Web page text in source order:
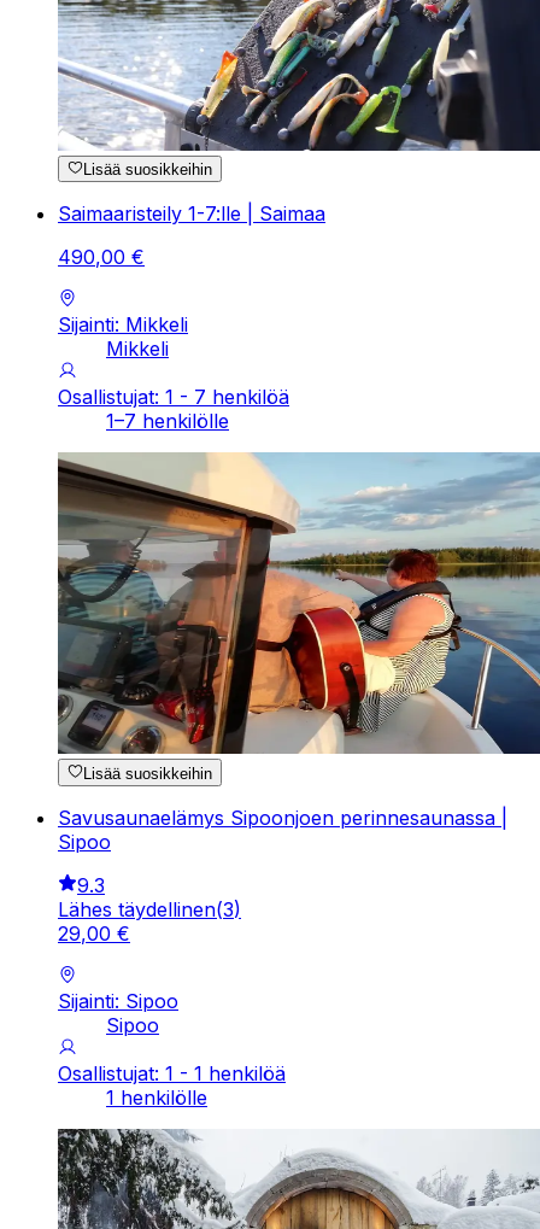
Lisää suosikkeihin
Saimaaristeily 1-7:lle | Saimaa
490,00 €
Sijainti: Mikkeli
Mikkeli
Osallistujat: 1 - 7 henkilöä
1–7 henkilölle
Lisää suosikkeihin
Savusaunaelämys Sipoonjoen perinnesaunassa |
Sipoo
9.3
Lähes täydellinen(3)
29,00 €
Sijainti: Sipoo
Sipoo
Osallistujat: 1 - 1 henkilöä
1 henkilölle